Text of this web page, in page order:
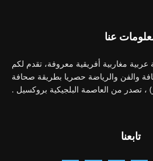
عنا
مغاربية أفريقية معروفة، تقدم لكم
والفن والرياضة حصريا بطريقة صحافة
، تصدر من العاصمة البلجيكية بروكسيل .
تابعنا